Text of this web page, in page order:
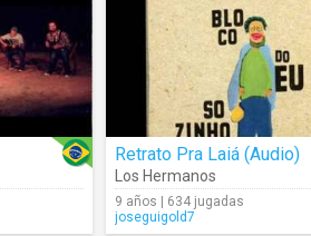
Retrato Pra Laiá (Audio)
Los Hermanos
9 años | 634 jugadas
joseguigold7